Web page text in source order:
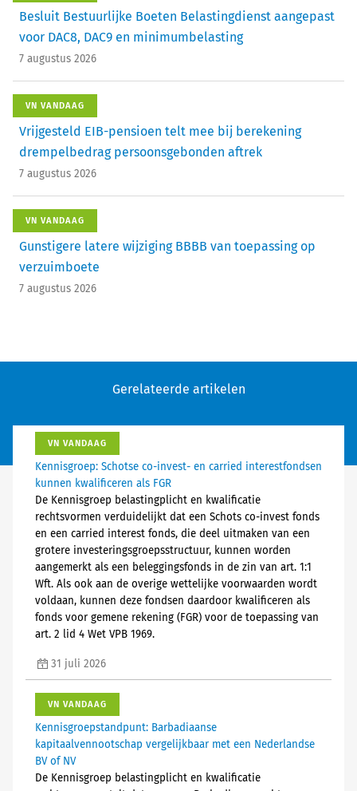
Besluit Bestuurlijke Boeten Belastingdienst aangepast
voor DAC8, DAC9 en minimumbelasting
7 augustus 2026
VN VANDAAG
Vrijgesteld EIB-pensioen telt mee bij berekening
drempelbedrag persoonsgebonden aftrek
7 augustus 2026
VN VANDAAG
Gunstigere latere wijziging BBBB van toepassing op
verzuimboete
7 augustus 2026
Gerelateerde artikelen
VN VANDAAG
Kennisgroep: Schotse co-invest- en carried interestfondsen
kunnen kwalificeren als FGR
De Kennisgroep belastingplicht en kwalificatie
rechtsvormen verduidelijkt dat een Schots co-invest fonds
en een carried interest fonds, die deel uitmaken van een
grotere investeringsgroepsstructuur, kunnen worden
aangemerkt als een beleggingsfonds in de zin van art. 1:1
Wft. Als ook aan de overige wettelijke voorwaarden wordt
voldaan, kunnen deze fondsen daardoor kwalificeren als
fonds voor gemene rekening (FGR) voor de toepassing van
art. 2 lid 4 Wet VPB 1969.
31 juli 2026
VN VANDAAG
Kennisgroepstandpunt: Barbadiaanse
kapitaalvennootschap vergelijkbaar met een Nederlandse
BV of NV
De Kennisgroep belastingplicht en kwalificatie